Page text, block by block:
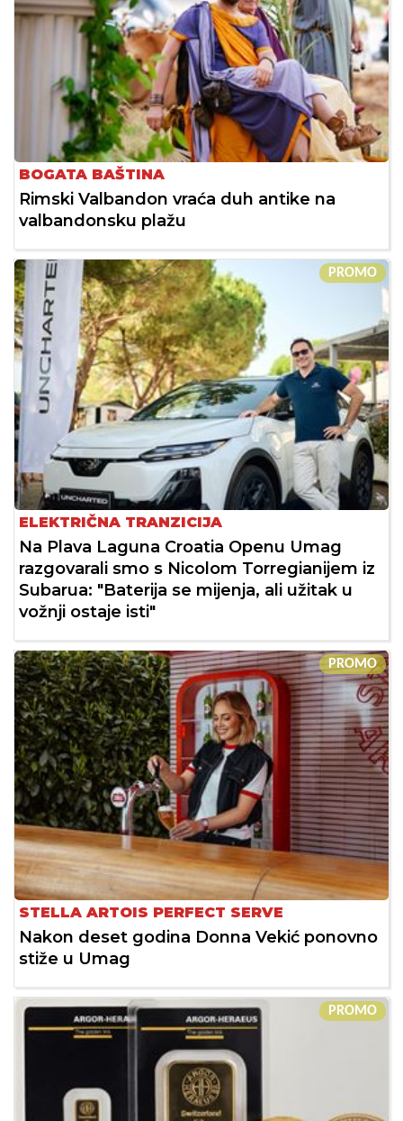
BOGATA BAŠTINA
Rimski Valbandon vraća duh antike na
valbandonsku plažu
PROMO
ELEKTRIČNA TRANZICIJA
Na Plava Laguna Croatia Openu Umag
razgovarali smo s Nicolom Torregianijem iz
Subarua: "Baterija se mijenja, ali užitak u
vožnji ostaje isti"
PROMO
STELLA ARTOIS PERFECT SERVE
Nakon deset godina Donna Vekić ponovno
stiže u Umag
PROMO